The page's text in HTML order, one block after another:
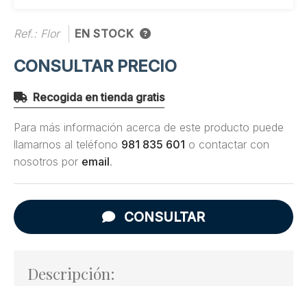
Ref.: Flor EN STOCK
CONSULTAR PRECIO
Recogida en tienda gratis
Para más información acerca de este producto puede
llamarnos al teléfono 981 835 601 o contactar con
nosotros por email.
CONSULTAR
Descripción: